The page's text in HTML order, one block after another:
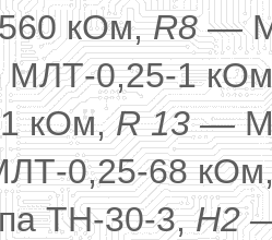
кОм,R8 —
МЛТ-0,25-1
кОм,R 13 —
0,25-68
ТН-30-3,Н2